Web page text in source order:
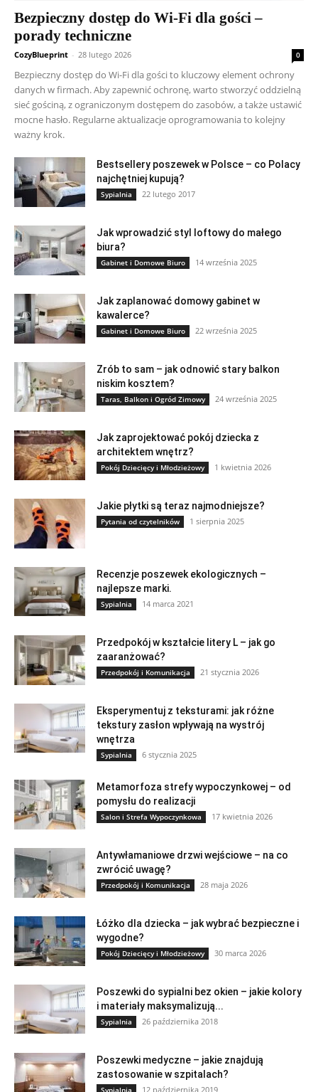
Bezpieczny dostęp do Wi-Fi dla gości –
porady techniczne
CozyBlueprint - 28 lutego 2026 0
Bezpieczny dostęp do Wi-Fi dla gości to kluczowy element ochrony
danych w firmach. Aby zapewnić ochronę, warto stworzyć oddzielną
sieć gościną, z ograniczonym dostępem do zasobów, a także ustawić
mocne hasło. Regularne aktualizacje oprogramowania to kolejny
ważny krok.
Bestsellery poszewek w Polsce – co Polacy
najchętniej kupują?
Sypialnia 22 lutego 2017
Jak wprowadzić styl loftowy do małego
biura?
Gabinet i Domowe Biuro 14 września 2025
Jak zaplanować domowy gabinet w
kawalerce?
Gabinet i Domowe Biuro 22 września 2025
Zrób to sam – jak odnowić stary balkon
niskim kosztem?
Taras, Balkon i Ogród Zimowy 24 września 2025
Jak zaprojektować pokój dziecka z
architektem wnętrz?
Pokój Dziecięcy i Młodzieżowy 1 kwietnia 2026
Jakie płytki są teraz najmodniejsze?
Pytania od czytelników 1 sierpnia 2025
Recenzje poszewek ekologicznych –
najlepsze marki.
Sypialnia 14 marca 2021
Przedpokój w kształcie litery L – jak go
zaaranżować?
Przedpokój i Komunikacja 21 stycznia 2026
Eksperymentuj z teksturami: jak różne
tekstury zasłon wpływają na wystrój
wnętrza
Sypialnia 6 stycznia 2025
Metamorfoza strefy wypoczynkowej – od
pomysłu do realizacji
Salon i Strefa Wypoczynkowa 17 kwietnia 2026
Antywłamaniowe drzwi wejściowe – na co
zwrócić uwagę?
Przedpokój i Komunikacja 28 maja 2026
Łóżko dla dziecka – jak wybrać bezpieczne i
wygodne?
Pokój Dziecięcy i Młodzieżowy 30 marca 2026
Poszewki do sypialni bez okien – jakie kolory
i materiały maksymalizują...
Sypialnia 26 października 2018
Poszewki medyczne – jakie znajdują
zastosowanie w szpitalach?
Sypialnia 12 października 2019